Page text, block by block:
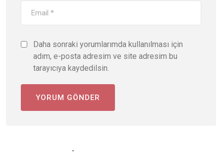
Daha sonraki yorumlarımda kullanılması için
adım, e-posta adresim ve site adresim bu
tarayıcıya kaydedilsin.